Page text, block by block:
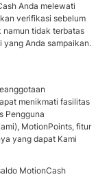
Anda melewati
verifikasi sebelum
namun tidak terbatas
yang Anda sampaikan.
menikmati fasilitas
Pengguna
MotionPoints, fitur
yang dapat Kami
MotionCash